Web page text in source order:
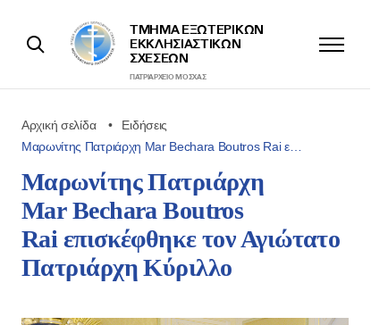
ΤΜΉΜΑ ΕΞΩΤΕΡΙΚΩΝ
ΕΚΚΛΗΣΙΑΣΤΙΚΩΝ
ΣΧΈΣΕΩΝ
ΠΑΤΡΙΑΡΧΕΊΟ ΜΌΣΧΑΣ
Αρχική σελίδα
Ειδήσεις
Μαρωνίτης Πατριάρχη Mar Bechara Boutros Rai ε…
Μαρωνίτης Πατριάρχη
Mar Bechara Boutros
Rai επισκέφθηκε τον Αγιώτατο
Πατριάρχη Κύριλλο